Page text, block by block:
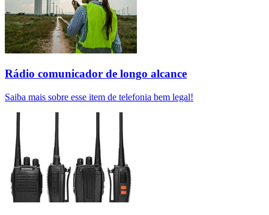
Rádio comunicador de longo alcance
Saiba mais sobre esse item de telefonia bem legal!